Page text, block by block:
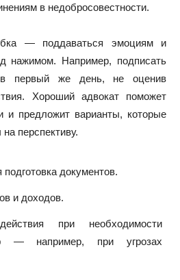
в недобросовестности.
— поддаваться эмоциям и
нажимом. Например, подписать
в первый же день, не оценив
Хороший адвокат поможет
и предложит варианты, которые
перспективу.
документов.
и доходов.
при необходимости
— например, при угрозах